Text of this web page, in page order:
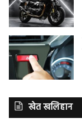
खेत खलिहान